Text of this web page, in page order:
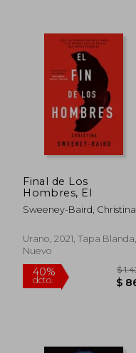
50%
dcto.
Final de Los
Hombres, El
Sweeney-Baird, Christina
Urano, 2021, Tapa Blanda,
Nuevo